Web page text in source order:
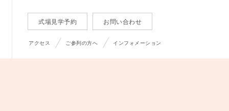
式場見学予約 お問い合わせ
アクセス ご参列の方へ インフォメーション